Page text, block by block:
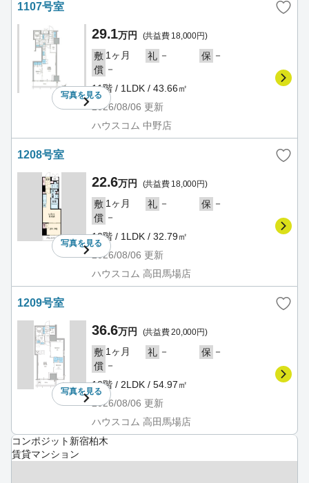
1107号室
写真を見る
29.1万円 (共益費 18,000円)
敷 1ヶ月 礼 － 保 －
償 －
11階 / 1LDK / 43.66㎡
2026/08/06 更新
ハウスコム 中野店
1208号室
写真を見る
22.6万円 (共益費 18,000円)
敷 1ヶ月 礼 － 保 －
償 －
12階 / 1LDK / 32.79㎡
2026/08/06 更新
ハウスコム 高田馬場店
1209号室
写真を見る
36.6万円 (共益費 20,000円)
敷 1ヶ月 礼 － 保 －
償 －
12階 / 2LDK / 54.97㎡
2026/08/06 更新
ハウスコム 高田馬場店
コンポジット新宿柏木
賃貸マンション